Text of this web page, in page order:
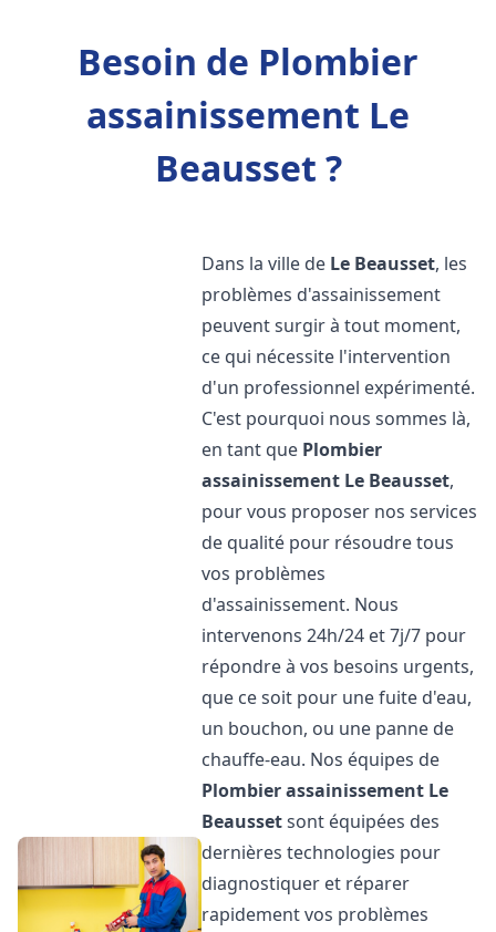
Besoin de Plombier
assainissement Le
Beausset ?
Dans la ville de Le Beausset, les
problèmes d'assainissement
peuvent surgir à tout moment,
ce qui nécessite l'intervention
d'un professionnel expérimenté.
C'est pourquoi nous sommes là,
en tant que Plombier
assainissement Le Beausset,
pour vous proposer nos services
de qualité pour résoudre tous
vos problèmes
d'assainissement. Nous
intervenons 24h/24 et 7j/7 pour
répondre à vos besoins urgents,
que ce soit pour une fuite d'eau,
un bouchon, ou une panne de
chauffe-eau. Nos équipes de
Plombier assainissement Le
Beaussetsont équipées des
dernières technologies pour
diagnostiquer et réparer
rapidement vos problèmes